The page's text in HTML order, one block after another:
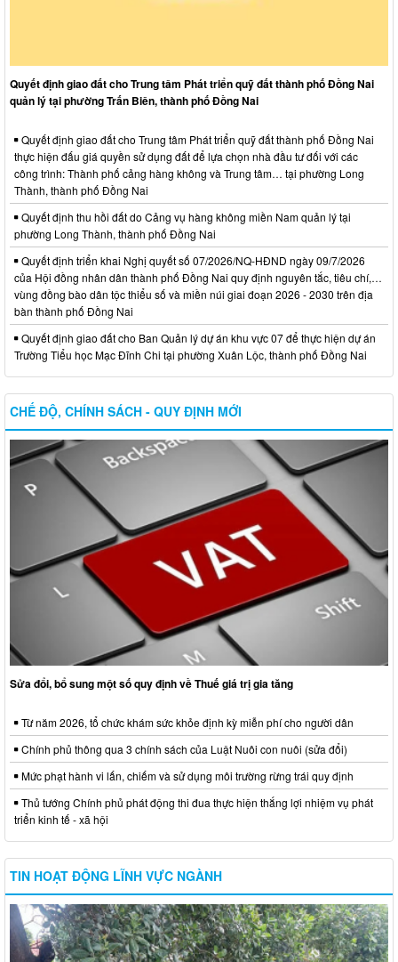
Quyết định giao đất cho Trung tâm Phát triển quỹ đất thành phố Đồng Nai
quản lý tại phường Trấn Biên, thành phố Đồng Nai
Quyết định giao đất cho Trung tâm Phát triển quỹ đất thành phố Đồng Nai
thực hiện đấu giá quyền sử dụng đất để lựa chọn nhà đầu tư đối với các
công trình: Thành phố cảng hàng không và Trung tâm… tại phường Long
Thành, thành phố Đồng Nai
Quyết định thu hồi đất do Cảng vụ hàng không miền Nam quản lý tại
phường Long Thành, thành phố Đồng Nai
Quyết định triển khai Nghị quyết số 07/2026/NQ-HĐND ngày 09/7/2026
của Hội đồng nhân dân thành phố Đồng Nai quy định nguyên tắc, tiêu chí,…
vùng đồng bào dân tộc thiểu số và miền núi giai đoạn 2026 - 2030 trên địa
bàn thành phố Đồng Nai
Quyết định giao đất cho Ban Quản lý dự án khu vực 07 để thực hiện dự án
Trường Tiểu học Mạc Đĩnh Chi tại phường Xuân Lộc, thành phố Đồng Nai
CHẾ ĐỘ, CHÍNH SÁCH - QUY ĐỊNH MỚI
Sửa đổi, bổ sung một số quy định về Thuế giá trị gia tăng
Từ năm 2026, tổ chức khám sức khỏe định kỳ miễn phí cho người dân
Chính phủ thông qua 3 chính sách của Luật Nuôi con nuôi (sửa đổi)
Mức phạt hành vi lấn, chiếm và sử dụng môi trường rừng trái quy định
Thủ tướng Chính phủ phát động thi đua thực hiện thắng lợi nhiệm vụ phát
triển kinh tế - xã hội
TIN HOẠT ĐỘNG LĨNH VỰC NGÀNH